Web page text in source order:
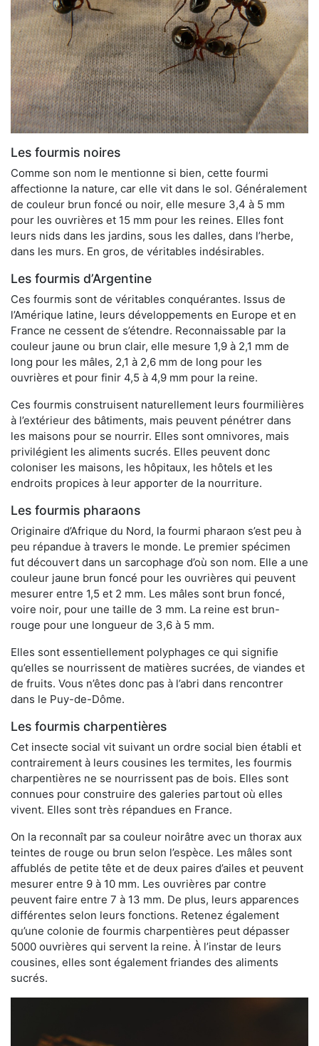
Les fourmis noires
Comme son nom le mentionne si bien, cette fourmi
affectionne la nature, car elle vit dans le sol. Généralement
de couleur brun foncé ou noir, elle mesure 3,4 à 5 mm
pour les ouvrières et 15 mm pour les reines. Elles font
leurs nids dans les jardins, sous les dalles, dans l’herbe,
dans les murs. En gros, de véritables indésirables.
Les fourmis d’Argentine
Ces fourmis sont de véritables conquérantes. Issus de
l’Amérique latine, leurs développements en Europe et en
France ne cessent de s’étendre. Reconnaissable par la
couleur jaune ou brun clair, elle mesure 1,9 à 2,1 mm de
long pour les mâles, 2,1 à 2,6 mm de long pour les
ouvrières et pour finir 4,5 à 4,9 mm pour la reine.
Ces fourmis construisent naturellement leurs fourmilières
à l’extérieur des bâtiments, mais peuvent pénétrer dans
les maisons pour se nourrir. Elles sont omnivores, mais
privilégient les aliments sucrés. Elles peuvent donc
coloniser les maisons, les hôpitaux, les hôtels et les
endroits propices à leur apporter de la nourriture.
Les fourmis pharaons
Originaire d’Afrique du Nord, la fourmi pharaon s’est peu à
peu répandue à travers le monde. Le premier spécimen
fut découvert dans un sarcophage d’où son nom. Elle a une
couleur jaune brun foncé pour les ouvrières qui peuvent
mesurer entre 1,5 et 2 mm. Les mâles sont brun foncé,
voire noir, pour une taille de 3 mm. La reine est brun-
rouge pour une longueur de 3,6 à 5 mm.
Elles sont essentiellement polyphages ce qui signifie
qu’elles se nourrissent de matières sucrées, de viandes et
de fruits. Vous n’êtes donc pas à l’abri dans rencontrer
dans le Puy-de-Dôme.
Les fourmis charpentières
Cet insecte social vit suivant un ordre social bien établi et
contrairement à leurs cousines les termites, les fourmis
charpentières ne se nourrissent pas de bois. Elles sont
connues pour construire des galeries partout où elles
vivent. Elles sont très répandues en France.
On la reconnaît par sa couleur noirâtre avec un thorax aux
teintes de rouge ou brun selon l’espèce. Les mâles sont
affublés de petite tête et de deux paires d’ailes et peuvent
mesurer entre 9 à 10 mm. Les ouvrières par contre
peuvent faire entre 7 à 13 mm. De plus, leurs apparences
différentes selon leurs fonctions. Retenez également
qu’une colonie de fourmis charpentières peut dépasser
5000 ouvrières qui servent la reine. À l’instar de leurs
cousines, elles sont également friandes des aliments
sucrés.